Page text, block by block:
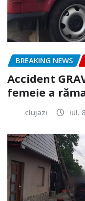
BREAKING NEWS
Accident
femeie a
clujazi iul.